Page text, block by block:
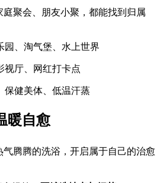
聚会、朋友小聚，都能找到归属
园、淘气堡、水上世界
视厅、网红打卡点
保健美体、低温汗蒸
暖自愈
腾腾的洗浴，开启属于自己的治愈